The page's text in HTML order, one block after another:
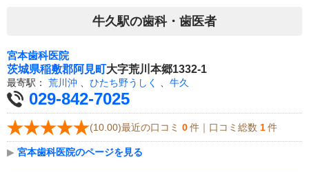
牛久駅の歯科・歯医者
宮本歯科医院
茨城県稲敷郡阿見町大字荒川本郷1332-1
最寄駅： 荒川沖 ひたち野うしく 牛久
029-842-7025
(10.00)最近の口コミ 0 件｜口コミ総数 1 件
▶ 宮本歯科医院のページを見る